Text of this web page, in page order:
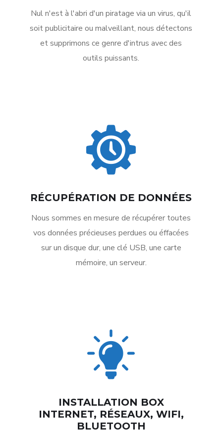
Nul n'est à l'abri d'un piratage via un virus, qu'il
soit publicitaire ou malveillant, nous détectons
et supprimons ce genre d'intrus avec des
outils puissants.
RÉCUPÉRATION DE DONNÉES
Nous sommes en mesure de récupérer toutes
vos données précieuses perdues ou éffacées
sur un disque dur, une clé USB, une carte
mémoire, un serveur.
INSTALLATION BOX
INTERNET, RÉSEAUX, WIFI,
BLUETOOTH